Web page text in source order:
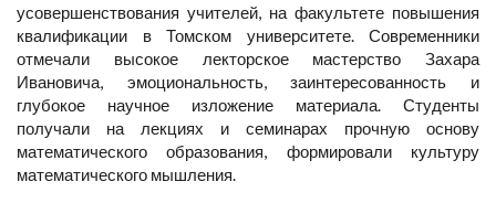
усовершенствования учителей, на факультете повышения
квалификации в Томском университете. Современники
отмечали высокое лекторское мастерство Захара
Ивановича, эмоциональность, заинтересованность и
глубокое научное изложение материала. Студенты
получали на лекциях и семинарах прочную основу
математического образования, формировали культуру
математического мышления.